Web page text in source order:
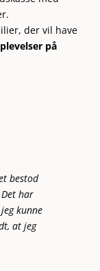
der vil have
på
fra
tilfreds
bortset
stedet for min